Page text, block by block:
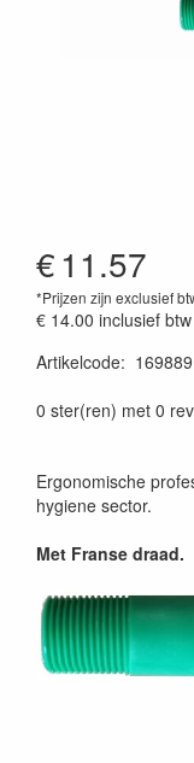
€11.57
*Prijzen zijn exclusief
€ 14.00 inclusief btw
Artikelcode: 169889
0 ster(ren) met 0
Ergonomische
hygiene sector.
Met Franse draad.